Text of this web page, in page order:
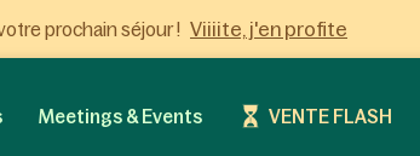
prochain séjour ! Viiiite, j'en profite
Meetings & Events VENTE FLASH